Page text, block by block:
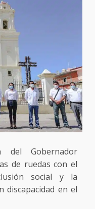
del Gobernador
de ruedas con el
social y la
discapacidad en el